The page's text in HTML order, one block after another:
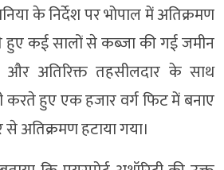
के निर्देश पर भोपाल में अतिक्रमण
हुए कई सालों से कब्जा की गई जमीन
अतिरिक्त तहसीलदार के साथ
करते हुए एक हजार वर्ग फिट में बनाए
अतिक्रमण हटाया गया।